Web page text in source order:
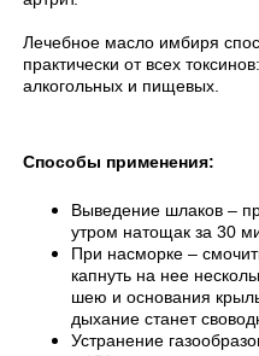
Лечебное масло имбиря
практически от всех
алкогольных и пищевых.
Способы применения:
Выведение шлаков –
утром натощак за 30
При насморке –
капнуть на нее
шею и основания
дыхание станет
Устранение